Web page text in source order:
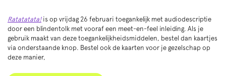
Ratatatata! is op vrijdag 26 februari toegankelijk met audiodescriptie
door een blindentolk met vooraf een meet-en-feel inleiding. Als je
gebruik maakt van deze toegankelijkheidsmiddelen, bestel dan kaartjes
via onderstaande knop. Bestel ook de kaarten voor je gezelschap op
deze manier,